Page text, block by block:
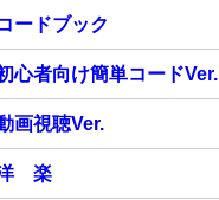
ードブック
心者向け簡単コードVer.
画視聴Ver.
楽